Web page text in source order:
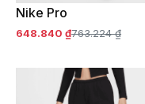
Nike Pro
648.840 ₫763.224 ₫